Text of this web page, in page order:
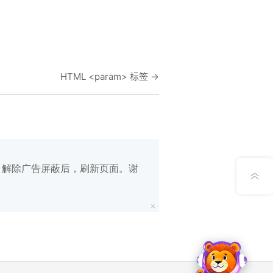
HTML <param> 标签 →
除广告屏蔽后，刷新页面。谢